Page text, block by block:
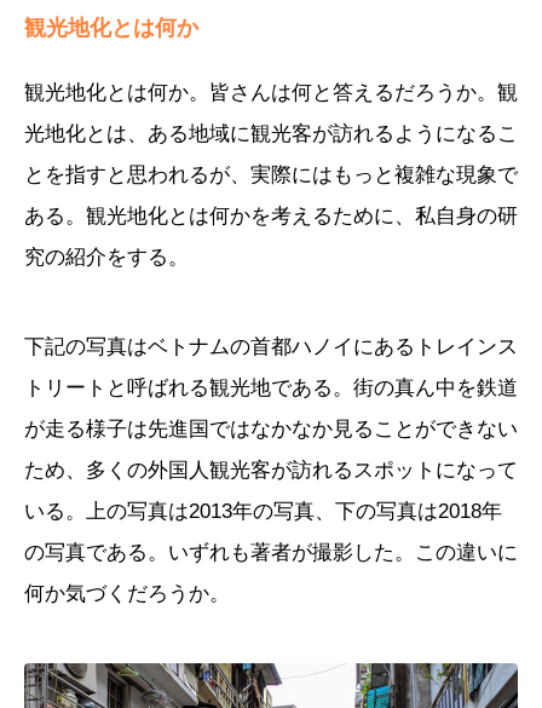
観光地化とは何か
観光地化とは何か。皆さんは何と答えるだろうか。観
光地化とは、ある地域に観光客が訪れるようになるこ
とを指すと思われるが、実際にはもっと複雑な現象で
ある。観光地化とは何かを考えるために、私自身の研
究の紹介をする。
下記の写真はベトナムの首都ハノイにあるトレインス
トリートと呼ばれる観光地である。街の真ん中を鉄道
が走る様子は先進国ではなかなか見ることができない
ため、多くの外国人観光客が訪れるスポットになって
いる。上の写真は2013年の写真、下の写真は2018年
の写真である。いずれも著者が撮影した。この違いに
何か気づくだろうか。